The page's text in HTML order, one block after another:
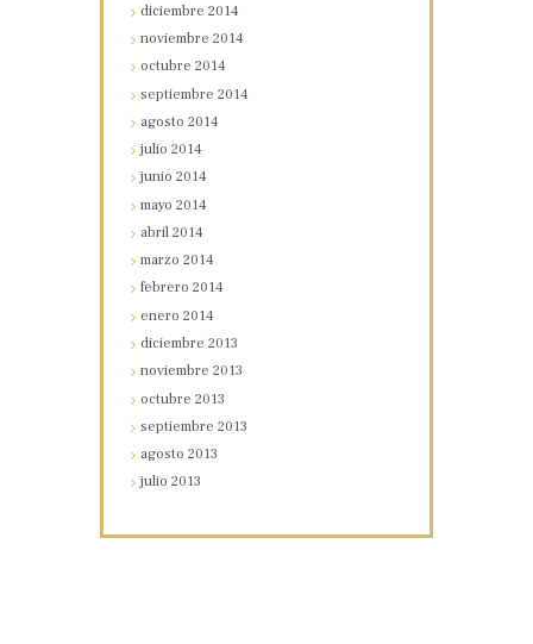
diciembre2014
noviembre2014
octubre2014
septiembre2014
agosto2014
julio2014
junio2014
mayo2014
abril2014
marzo2014
febrero2014
enero2014
diciembre2013
noviembre2013
octubre2013
septiembre2013
agosto2013
julio2013